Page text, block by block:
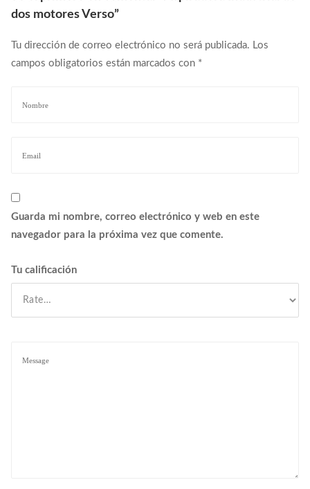
dos motores Verso”
Tu dirección de correo electrónico no será publicada. Los
campos obligatorios están marcados con *
Guarda mi nombre, correo electrónico y web en este
navegador para la próxima vez que comente.
Tu calificación